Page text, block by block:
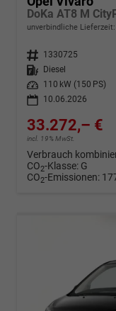
DoKa AT8 M
unverbindliche Lieferzeit:
Fahrzeugnr. 1330725
Kraftstoff
Diesel
Leistung
110 kW (150 PS)
10.06.2026
33.272,– €
incl. 19% MwSt.
Verbrauch
CO2-Klasse: G
CO2-Emissionen: